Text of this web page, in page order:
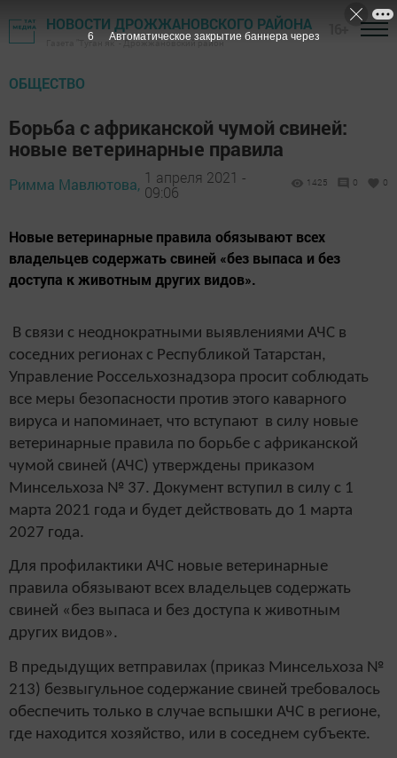
НОВОСТИ ДРОЖЖАНОВСКОГО РАЙОНА
Газета "Туган як" - Дрожжановский район
ОБЩЕСТВО
Борьба с африканской чумой свиней:
новые ветеринарные правила
Римма Мавлютова, 1 апреля 2021 -
09:06
1425 0 0
Новые ветеринарные правила обязывают всех
владельцев содержать свиней «без выпаса и без
доступа к животным других видов».
В связи с неоднократными выявлениями АЧС в
соседних регионах с Республикой Татарстан,
Управление Россельхознадзора просит соблюдать
все меры безопасности против этого каварного
вируса и напоминает, что вступают в силу новые
ветеринарные правила по борьбе с африканской
чумой свиней (АЧС) утверждены приказом
Минсельхоза № 37. Документ вступил в силу с 1
марта 2021 года и будет действовать до 1 марта
2027 года.
Для профилактики АЧС новые ветеринарные
правила обязывают всех владельцев содержать
свиней «без выпаса и без доступа к животным
других видов».
В предыдущих ветправилах (приказ Минсельхоза №
213) безвыгульное содержание свиней требовалось
обеспечить только в случае вспышки АЧС в регионе,
где находится хозяйство, или в соседнем субъекте.
5 Автоматическое закрытие баннера через